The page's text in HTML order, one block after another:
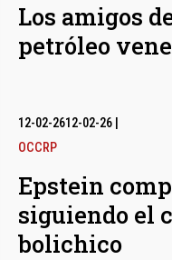
Los amigos
petróleo
12-02-2612-02-26
OCCRP
Epstein
siguiendo el
bolichico